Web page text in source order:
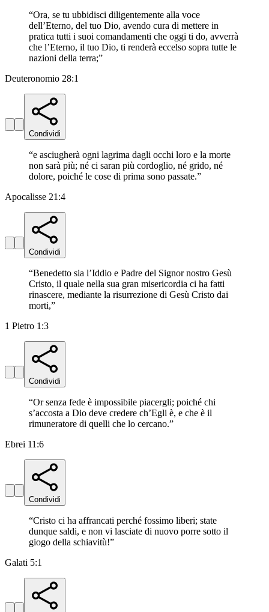
“Ora, se tu ubbidisci diligentemente alla voce
dell’Eterno, del tuo Dio, avendo cura di mettere in
pratica tutti i suoi comandamenti che oggi ti do, avverrà
che l’Eterno, il tuo Dio, ti renderà eccelso sopra tutte le
nazioni della terra;”
Deuteronomio 28:1
Condividi
“e asciugherà ogni lagrima dagli occhi loro e la morte
non sarà più; né ci saran più cordoglio, né grido, né
dolore, poiché le cose di prima sono passate.”
Apocalisse 21:4
Condividi
“Benedetto sia l’Iddio e Padre del Signor nostro Gesù
Cristo, il quale nella sua gran misericordia ci ha fatti
rinascere, mediante la risurrezione di Gesù Cristo dai
morti,”
1 Pietro 1:3
Condividi
“Or senza fede è impossibile piacergli; poiché chi
s’accosta a Dio deve credere ch’Egli è, e che è il
rimuneratore di quelli che lo cercano.”
Ebrei 11:6
Condividi
“Cristo ci ha affrancati perché fossimo liberi; state
dunque saldi, e non vi lasciate di nuovo porre sotto il
giogo della schiavitù!”
Galati 5:1